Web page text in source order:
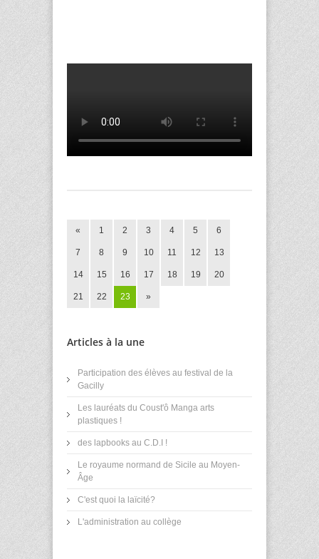
« 1 2 3 4 5 6
7 8 9 10 11 12 13
14 15 16 17 18 19 20
21 22 23 »
Articles à la une
Participation des élèves au festival de la
Gacilly
Les lauréats du Coust'ô Manga arts
plastiques !
des lapbooks au C.D.I !
Le royaume normand de Sicile au Moyen-
Âge
C'est quoi la laïcité?
L'administration au collège